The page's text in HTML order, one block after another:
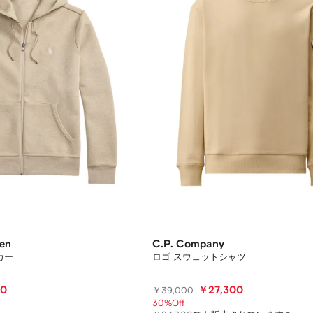
ー
C.P. Company
ロゴ スウェットシャツ
￥39,000 ￥27,300
30%Off